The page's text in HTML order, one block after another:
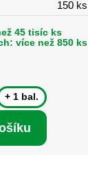
150 ks
45 tisíc ks
více než 850 ks
+ 1 bal.